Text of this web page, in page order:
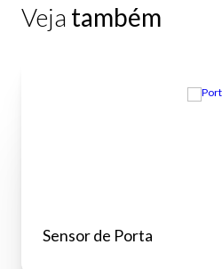
Veja também
Sensor de Porta